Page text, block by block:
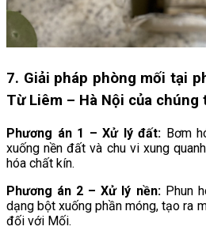
7. Giải pháp phòng mối tại
Từ Liêm – Hà Nội của chúng
Phương án 1 – Xử lý đất: Bơm
xuống nền đất và chu vi xung
hóa chất kín.
Phương án 2 – Xử lý nền:Phun
dạng bột xuống phần móng, tạo ra
đối với Mối.